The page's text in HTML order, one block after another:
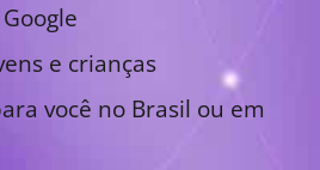
e crianças
você no Brasil ou em